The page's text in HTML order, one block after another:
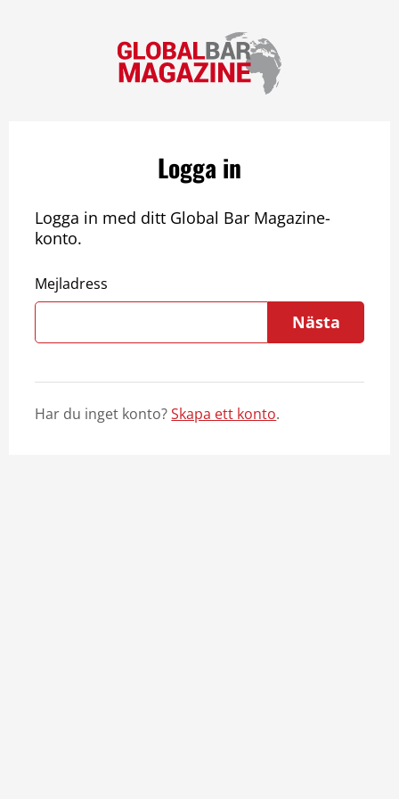
Logga in
Logga in med ditt Global Bar Magazine-
konto.
Mejladress
Nästa
Har du inget konto?Skapa ett konto.